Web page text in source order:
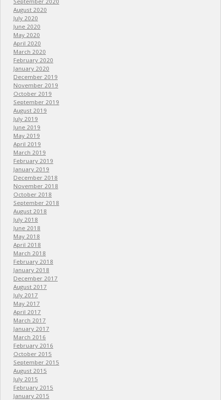
August 2020
July 2020
June 2020
May 2020
April 2020
March 2020
February 2020
January 2020
December 2019
November 2019
October 2019
September 2019
August 2019
July 2019
June 2019
May 2019
April 2019
March 2019
February 2019
January 2019
December 2018
November 2018
October 2018
September 2018
August 2018
July 2018
June 2018
May 2018
April 2018
March 2018
February 2018
January 2018
December 2017
August 2017
July 2017
May 2017
April 2017
March 2017
January 2017
March 2016
February 2016
October 2015
September 2015
August 2015
July 2015
February 2015
January 2015